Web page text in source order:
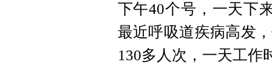
下午40个号，一天下
最近呼吸道疾病高发
130多人次，一天工作